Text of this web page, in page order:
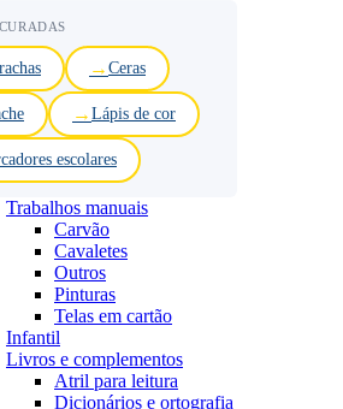
Ceras
Lápis de cor
escolares
Trabalhos manuais
Carvão
Cavaletes
Outros
Pinturas
Telas em cartão
Infantil
Livros e complementos
Atril para leitura
Dicionários e ortografia